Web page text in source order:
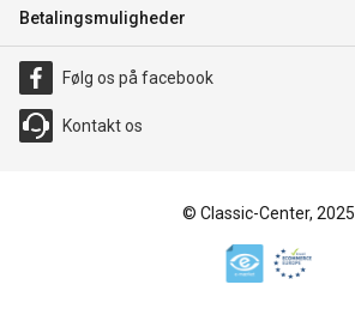
Betalingsmuligheder
Følg os på facebook
Kontakt os
© Classic-Center, 2025